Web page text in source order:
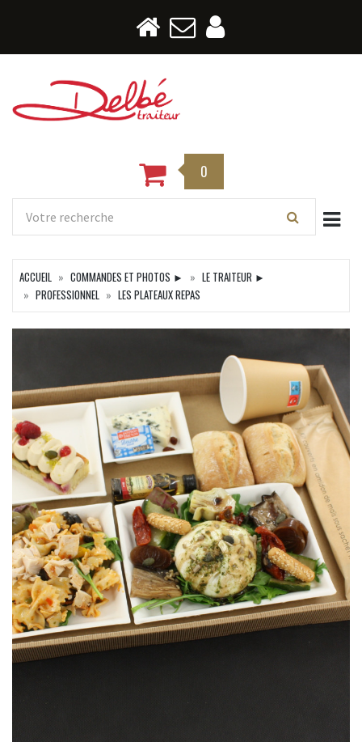
0
ACCUEIL COMMANDES ET PHOTOS ►
LE TRAITEUR ►
PROFESSIONNEL
LES PLATEAUX REPAS